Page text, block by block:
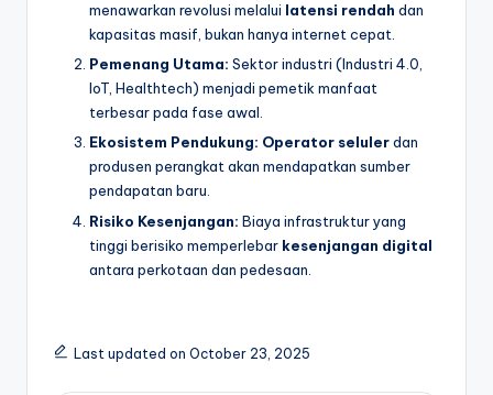
menawarkan revolusi melalui latensi rendah dan
kapasitas masif, bukan hanya internet cepat.
Pemenang Utama: Sektor industri (Industri 4.0,
IoT, Healthtech) menjadi pemetik manfaat
terbesar pada fase awal.
Ekosistem Pendukung: Operator selulerdan
produsen perangkat akan mendapatkan sumber
pendapatan baru.
Risiko Kesenjangan: Biaya infrastruktur yang
tinggi berisiko memperlebar kesenjangan digital
antara perkotaan dan pedesaan.
Last updated on October 23, 2025